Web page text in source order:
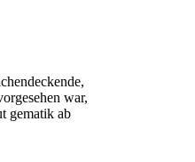
war,
gematik ab